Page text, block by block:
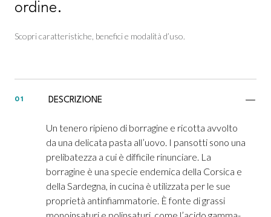
ordine.
Scopri caratteristiche, benefici e modalità d’uso.
01 DESCRIZIONE
Un tenero ripieno di borragine e ricotta avvolto
da una delicata pasta all’uovo. I pansotti sono una
prelibatezza a cui è difficile rinunciare. La
borragine è una specie endemica della Corsica e
della Sardegna, in cucina è utilizzata per le sue
proprietà antinfiammatorie. È fonte di grassi